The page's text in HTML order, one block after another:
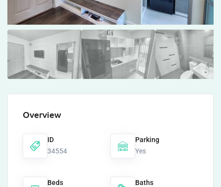
Overview
ID
34554
Parking
Yes
Beds
Baths